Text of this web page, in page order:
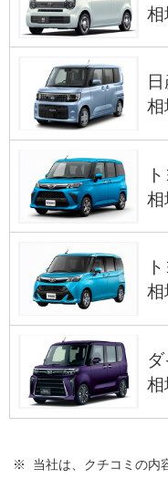
相
相
相
相
相
※ 当社は、クチコミの内